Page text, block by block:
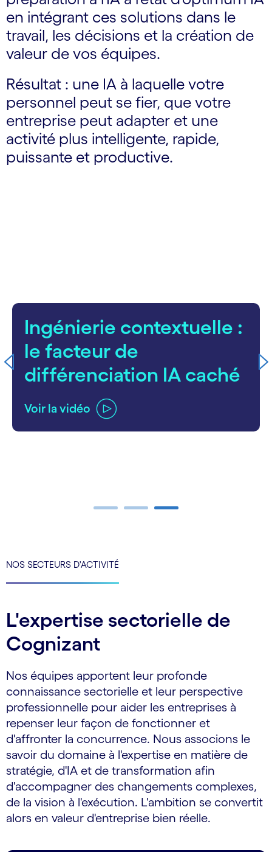
en intégrant ces solutions dans le
travail, les décisions et la création de
valeur de vos équipes.
Résultat : une IA à laquelle votre
personnel peut se fier, que votre
entreprise peut adapter et une
activité plus intelligente, rapide,
puissante et productive.
Ingénierie contextuelle :
le facteur de
différenciation IA caché
Voir la vidéo
NOS SECTEURS D'ACTIVITÉ
L'expertise sectorielle de
Cognizant
Nos équipes apportent leur profonde
connaissance sectorielle et leur perspective
professionnelle pour aider les entreprises à
repenser leur façon de fonctionner et
d'affronter la concurrence. Nous associons le
savoir du domaine à l'expertise en matière de
stratégie, d'IA et de transformation afin
d'accompagner des changements complexes,
de la vision à l'exécution. L'ambition se convertit
alors en valeur d'entreprise bien réelle.